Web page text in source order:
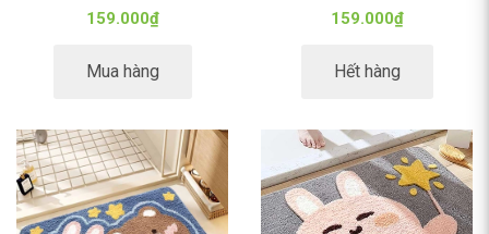
159.000₫
Mua hàng
159.000₫
Hết hàng